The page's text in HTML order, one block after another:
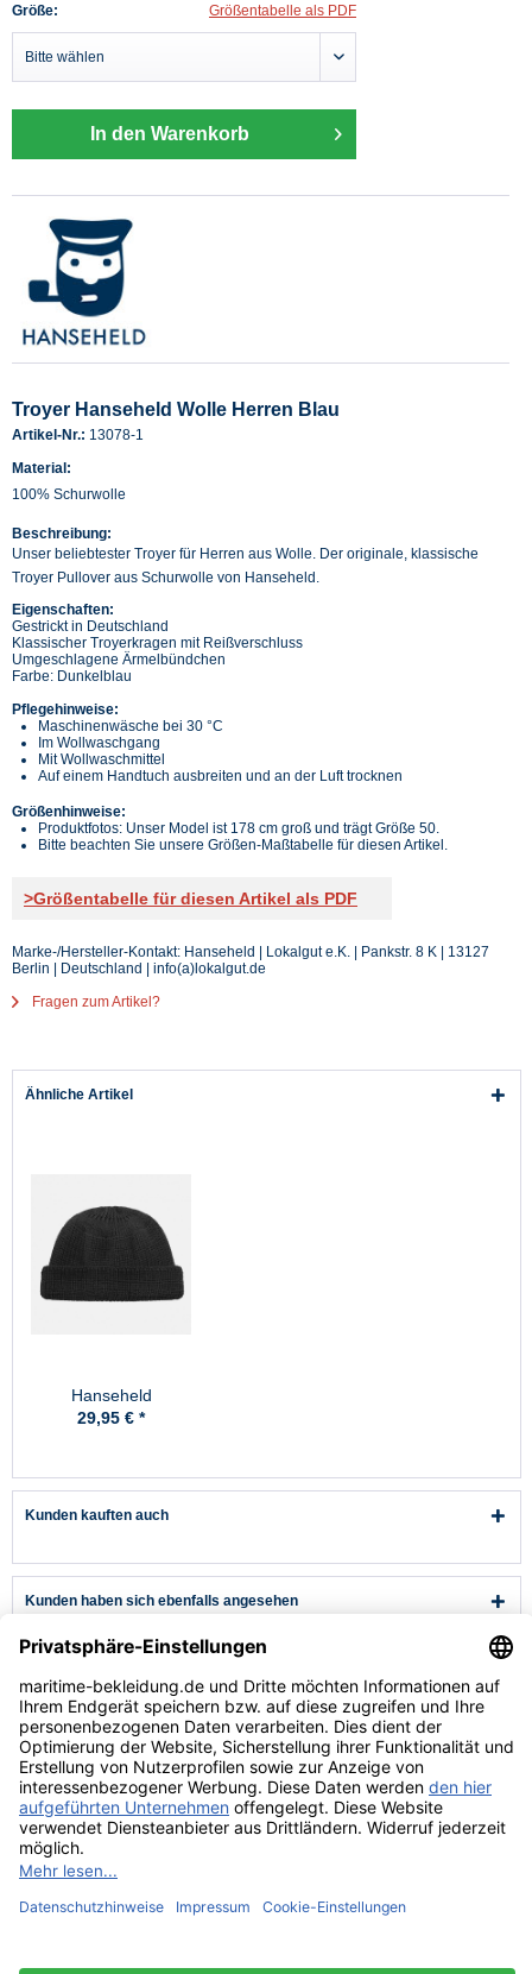
Größe: Größentabelle als PDF
In den Warenkorb
Troyer Hanseheld Wolle Herren Blau
Artikel-Nr.: 13078-1
Material:
100% Schurwolle
Beschreibung:
Unser beliebtester Troyer für Herren aus Wolle. Der originale, klassische
Troyer Pullover aus Schurwolle von Hanseheld.
Eigenschaften:
Gestrickt in Deutschland
Klassischer Troyerkragen mit Reißverschluss
Umgeschlagene Ärmelbündchen
Farbe: Dunkelblau
Pflegehinweise:
Maschinenwäsche bei 30 °C
Im Wollwaschgang
Mit Wollwaschmittel
Auf einem Handtuch ausbreiten und an der Luft trocknen
Größenhinweise:
Produktfotos: Unser Model ist 178 cm groß und trägt Größe 50.
Bitte beachten Sie unsere Größen-Maßtabelle für diesen Artikel.
>Größentabelle für diesen Artikel als PDF
Marke-/Hersteller-Kontakt: Hanseheld | Lokalgut e.K. | Pankstr. 8 K | 13127
Berlin | Deutschland | info(a)lokalgut.de
Fragen zum Artikel?
Ähnliche Artikel
Hanseheld
Strickmütze Seebär
29,95 € *
Kunden kauften auch
Kunden haben sich ebenfalls angesehen
Kundenservice
Hilfe & Infos
Rechtliches
* Alle Preise verstehen sich inkl. Mehrwertsteuer und zzgl.Versandkosten
** Niedrigster Gesamtpreis der letzten 30 Tage vor der Preisermäßigung.